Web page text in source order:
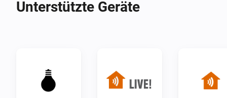
Unterstützte Geräte